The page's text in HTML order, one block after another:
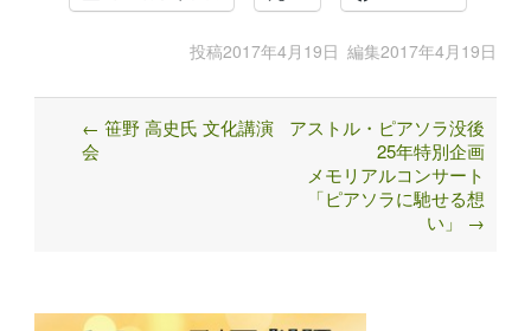
投稿2017年4月19日 編集2017年4月19日
Post
navigation
← 笹野 高史氏 文化講演
会
アストル・ピアソラ没後
25年特別企画
メモリアルコンサート
「ピアソラに馳せる想
い」
→